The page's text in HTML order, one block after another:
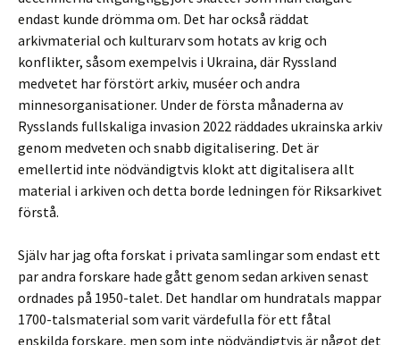
endast kunde drömma om. Det har också räddat
arkivmaterial och kulturarv som hotats av krig och
konflikter, såsom exempelvis i Ukraina, där Ryssland
medvetet har förstört arkiv, muséer och andra
minnesorganisationer. Under de första månaderna av
Rysslands fullskaliga invasion 2022 räddades ukrainska arkiv
genom medveten och snabb digitalisering. Det är
emellertid inte nödvändigtvis klokt att digitalisera allt
material i arkiven och detta borde ledningen för Riksarkivet
förstå.
Själv har jag ofta forskat i privata samlingar som endast ett
par andra forskare hade gått genom sedan arkiven senast
ordnades på 1950-talet. Det handlar om hundratals mappar
1700-talsmaterial som varit värdefulla för ett fåtal
enskilda forskare, men som inte nödvändigtvis är något det